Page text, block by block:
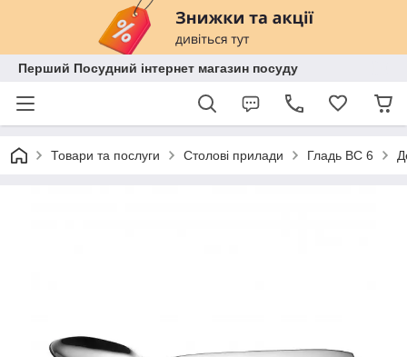
Перший Посудний інтернет магазин посуду
Товари та послуги Столові прилади Гладь ВС 6